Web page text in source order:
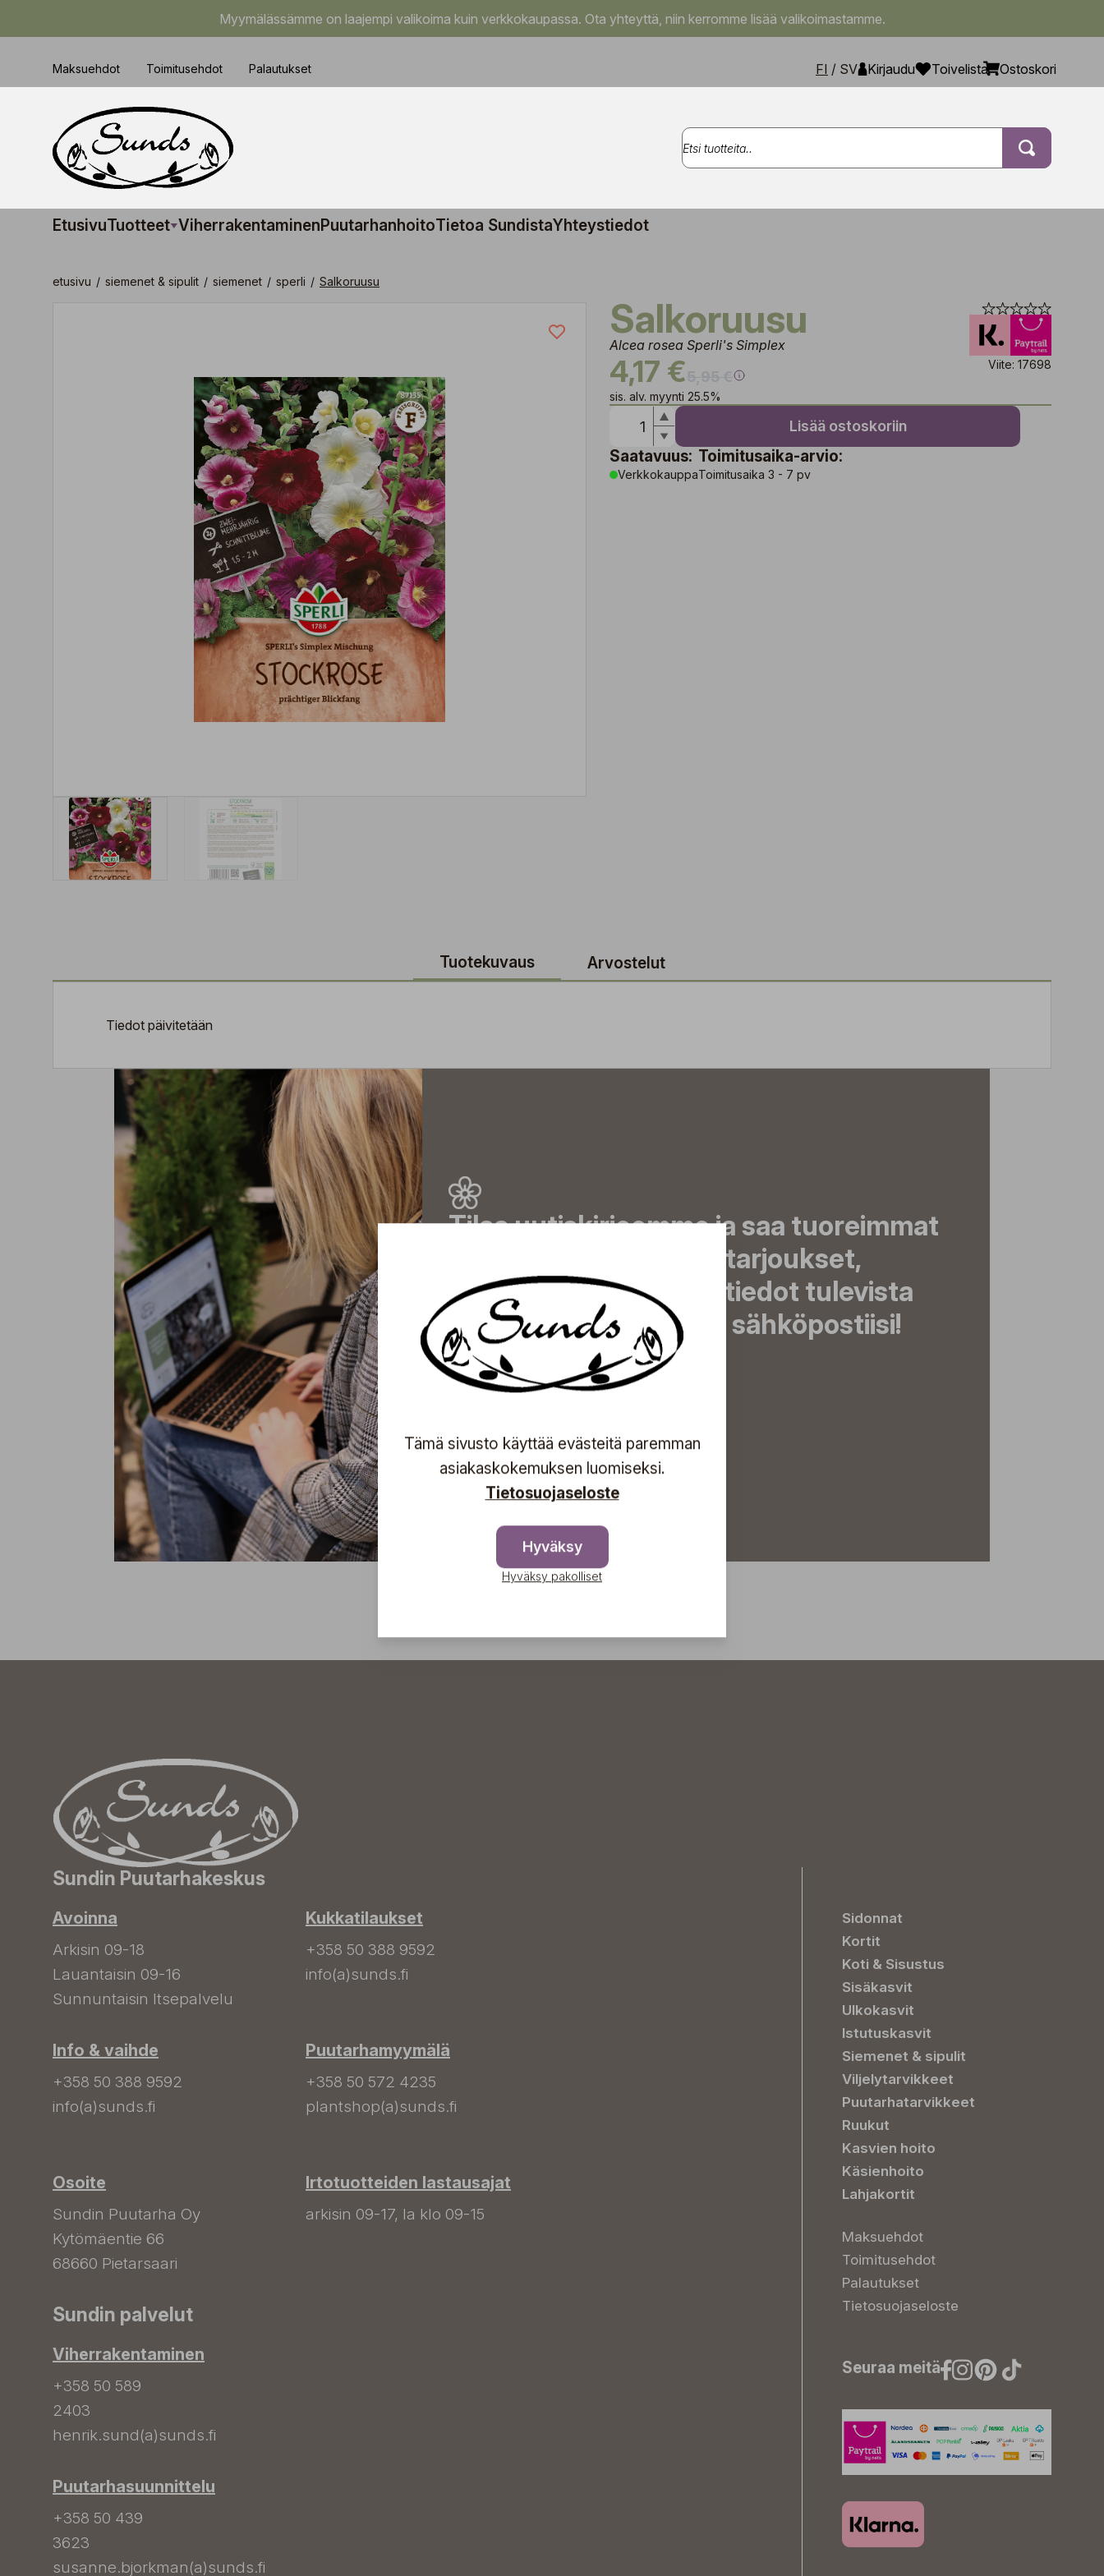
Myymälässämme on laajempi valikoima kuin verkkokaupassa. Ota yhteyttä, niin kerromme lisää valikoimastamme.
Maksuehdot Toimitusehdot Palautukset FI / SV Kirjaudu Toivelista Ostoskori
EtusivuTuotteet ViherrakentaminenPuutarhanhoitoTietoa SundistaYhteystiedot
etusivu / siemenet & sipulit / siemenet / sperli / Salkoruusu
Salkoruusu
Alcea rosea Sperli's Simplex
4,17 €
sis. alv. myynti 25.5%
Viite: 17698
Lisää ostoskoriin
Saatavuus:
Verkkokauppa
Toimitusaika-arvio:
Toimitusaika 3 - 7 pv
Tuotekuvaus Arvostelut
Tiedot päivitetään
Tilaa uutiskirjeemme ja saa tuoreimmat
uutiset, eksklusiiviset tarjoukset,
inspiroivat vinkit sekä tiedot tulevista
tapahtumista suoraan sähköpostiisi!
Sundin Puutarhakeskus
Avoinna
Arkisin 09-18
Lauantaisin 09-16
Sunnuntaisin Itsepalvelu
Info & vaihde
+358 50 388 9592
info(a)sunds.fi
Osoite
Sundin Puutarha Oy
Kytömäentie 66
68660 Pietarsaari
Kukkatilaukset
+358 50 388 9592
info(a)sunds.fi
Puutarhamyymälä
+358 50 572 4235
plantshop(a)sunds.fi
Irtotuotteiden lastausajat
arkisin 09-17, la klo 09-15
Sundin palvelut
Viherrakentaminen
+358 50 589
2403
henrik.sund(a)sunds.fi
Puutarhasuunnittelu
+358 50 439
3623
susanne.bjorkman(a)sunds.fi
Sidonnat
Kortit
Koti & Sisustus
Sisäkasvit
Ulkokasvit
Istutuskasvit
Siemenet & sipulit
Viljelytarvikkeet
Puutarhatarvikkeet
Ruukut
Kasvien hoito
Käsienhoito
Lahjakortit
Maksuehdot
Toimitusehdot
Palautukset
Tietosuojaseloste
Seuraa meitä
Tämä sivusto käyttää evästeitä paremman
asiakaskokemuksen luomiseksi.
Tietosuojaseloste
Hyväksy
Hyväksy pakolliset